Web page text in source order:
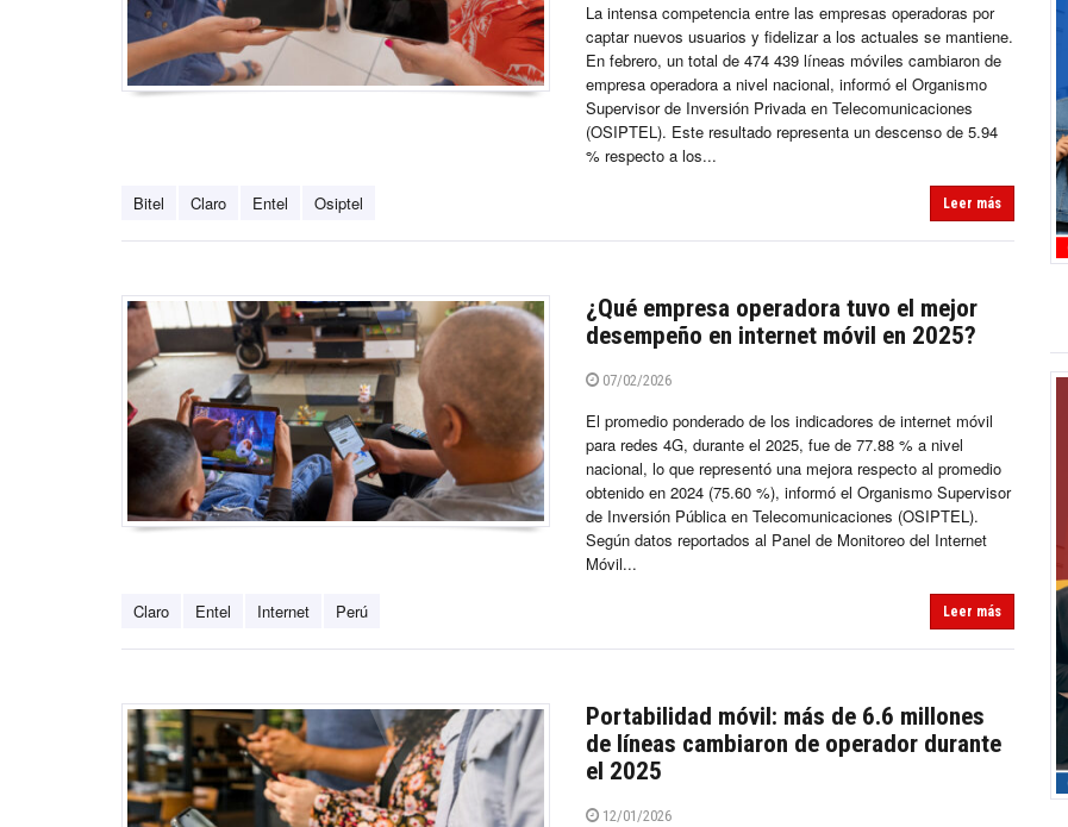
La intensa competencia entre las empresas operadoras por
captar nuevos usuarios y fidelizar a los actuales se mantiene.
En febrero, un total de 474 439 líneas móviles cambiaron de
empresa operadora a nivel nacional, informó el Organismo
Supervisor de Inversión Privada en Telecomunicaciones
(OSIPTEL). Este resultado representa un descenso de 5.94
% respecto a los...
Bitel Claro Entel Osiptel Leer más
¿Qué empresa operadora tuvo el mejor
desempeño en internet móvil en 2025?
07/02/2026
El promedio ponderado de los indicadores de internet móvil
para redes 4G, durante el 2025, fue de 77.88 % a nivel
nacional, lo que representó una mejora respecto al promedio
obtenido en 2024 (75.60 %), informó el Organismo Supervisor
de Inversión Pública en Telecomunicaciones (OSIPTEL).
Según datos reportados al Panel de Monitoreo del Internet
Móvil...
Claro Entel Internet Perú Leer más
Portabilidad móvil: más de 6.6 millones
de líneas cambiaron de operador durante
el 2025
12/01/2026